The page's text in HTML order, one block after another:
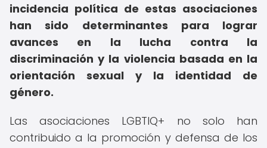
incidencia política de estas asociaciones
han sido determinantes para lograr
avances en la lucha contra la
discriminación y la violencia basada en la
orientación sexual y la identidad de
género.
Las asociaciones LGBTIQ+ no solo han
contribuido a la promoción y defensa de los